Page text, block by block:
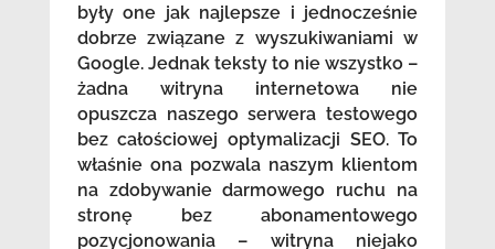
były one jak najlepsze i jednocześnie
dobrze związane z wyszukiwaniami w
Google. Jednak teksty to nie wszystko –
żadna witryna internetowa nie
opuszcza naszego serwera testowego
bez całościowej optymalizacji SEO. To
właśnie ona pozwala naszym klientom
na zdobywanie darmowego ruchu na
stronę bez abonamentowego
pozycjonowania – witryna niejako